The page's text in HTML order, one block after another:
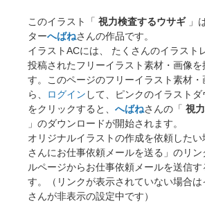
このイラスト「 視力検査するウサギ」
ターへばねさんの作品です。
イラストACには、 たくさんのイラスト
投稿されたフリーイラスト素材・画像を
す。このページのフリーイラスト素材・
ら、
ログイン して、ピンクのイラスト
をクリックすると、 へばねさんの「 視
」のダウンロードが開始されます。
オリジナルイラストの作成を依頼したい
さんにお仕事依頼メールを送る」のリ
ルページからお仕事依頼メールを送信す
す。（リンクが表示されていない場合
さんが非表示の設定中です）